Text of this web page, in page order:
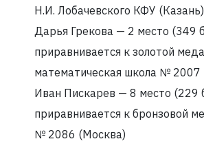
Н.И. Лобачевского КФУ (Казань)
Дарья Грекова — 2 место (349
приравнивается к золотой
математическая школа № 2007
Иван Пискарев — 8 место (229
приравнивается к бронзовой
№ 2086 (Москва)